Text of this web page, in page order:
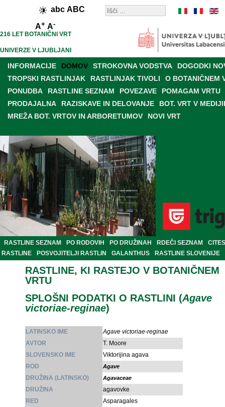
abc ABC
A+ A-
216 LET BOTANIČNI VRT
UNIVERZE V LJUBLJANI
INFORMACIJE DOMOV STROKOVNA VODSTVA
DOGODKI
TROPSKI RASTLINJAK
RASTLINJAK TIVOLI
O BOTANIČNEM
PONUDBA
RASTLINE SEZNAM POVEZAVE
POMAGAM VRTU
PRODAJALNA
RAZISKAVE IN DELOVANJE
BOT. VRT V
MREŽA BOT. VRTOV IN ARBORETUMOV
NOVI VRT
RASTLINE SEZNAM PO RODOVIH PO DRUŽINAH RDEČI SEZNAM
CITES
RASTLINE
POSVOJITELJI RASTLIN GALANTHUS RASTLINE SLOVENIJE
RASTLINE, KI RASTEJO V BOTANIČNEM
VRTU
SPLOŠNI PODATKI O RASTLINI (Agave
victoriae-reginae)
LATINSKO IME
Agave victoriae-reginae
AVTOR
T. Moore
SLOVENSKO IME
Viktorijina agava
ROD
Agave
DRUŽINA (LATINSKO) Agavaceae
DRUŽINA
agavovke
RED
Asparagales